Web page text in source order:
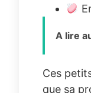
A lire
Ces
que sa